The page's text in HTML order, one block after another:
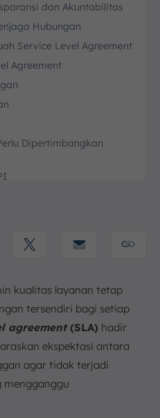
dan Akuntabilitas
Hubungan
Service Level Agreement
Agreement
Dipertimbangkan
kualitas layanan tetap
tersendiri bagi setiap
agreement(SLA) hadir
ekspektasi antara
agar tidak terjadi
mengganggu